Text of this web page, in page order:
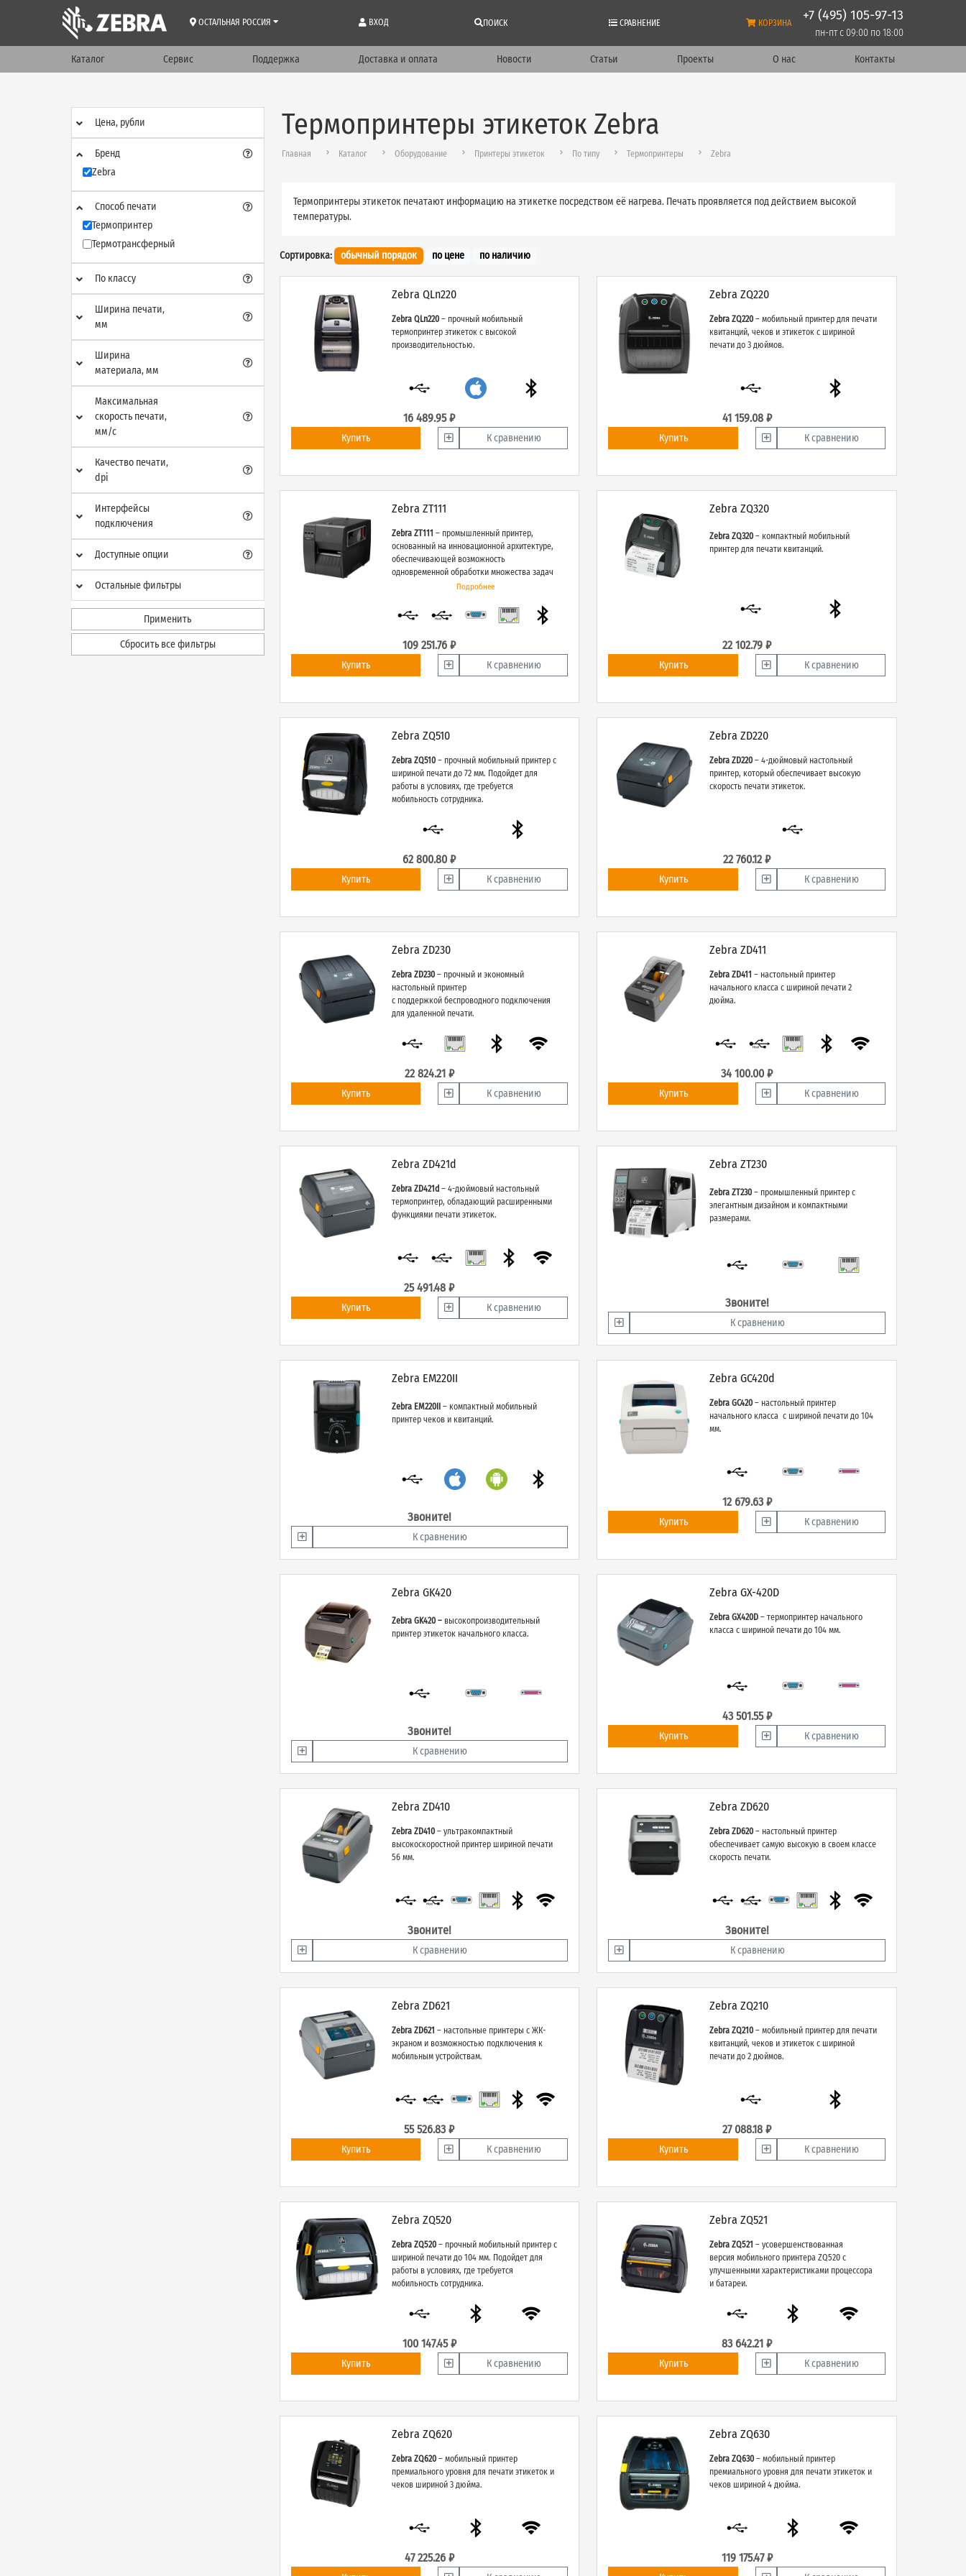
ОСТАЛЬНАЯ РОССИЯ ВХОД ПОИСК СРАВНЕНИЕ КОРЗИНА +7 (495) 105-97-13
пн-пт с 09:00 по 18:00
Каталог Сервис Поддержка Доставка и оплата Новости Статьи Проекты О нас Контакты
Цена, рубли
Бренд
Zebra
Способ печати
Термопринтер
Термотрансферный
По классу
Ширина печати,
мм
Ширина
материала, мм
Максимальная
скорость печати,
мм/с
Качество печати,
dpi
Интерфейсы
подключения
Доступные опции
Остальные фильтры
Применить
Сбросить все фильтры
Термопринтеры этикеток Zebra
Главная Каталог Оборудование Принтеры этикеток По типу Термопринтеры Zebra
Термопринтеры этикеток печатают информацию на этикетке посредством её нагрева. Печать проявляется под действием высокой
температуры.
Сортировка: обычный порядок по цене по наличию
Zebra QLn220
Zebra QLn220 – прочный мобильный
термопринтер этикеток с высокой
производительностью.
16 489.95 ₽
Купить К сравнению
Zebra ZQ220
Zebra ZQ220– мобильный принтер для печати
квитанций, чеков и этикеток с шириной
печати до 3 дюймов.
41 159.08 ₽
Купить К сравнению
Zebra ZT111
Zebra ZT111 – промышленный принтер,
основанный на инновационной архитектуре,
обеспечивающей возможность
одновременной обработки множества задач
и адаптации к будущим технологиям.
Подробнее
109 251.76 ₽
Купить К сравнению
Zebra ZQ320
Zebra ZQ320– компактный мобильный
принтер для печати квитанций.
22 102.79 ₽
Купить К сравнению
Zebra ZQ510
Zebra ZQ510 – прочный мобильный принтер с
шириной печати до 72 мм. Подойдет для
работы в условиях, где требуется
мобильность сотрудника.
62 800.80 ₽
Купить К сравнению
Zebra ZD220
Zebra ZD220– 4-дюймовый настольный
принтер, который обеспечивает высокую
скорость печати этикеток.
22 760.12 ₽
Купить К сравнению
Zebra ZD230
Zebra ZD230 – прочный и экономный
настольный принтер
c поддержкой беспроводного подключения
для удаленной печати.
22 824.21 ₽
Купить К сравнению
Zebra ZD411
Zebra ZD411 – настольный принтер
начального класса с шириной печати 2
дюйма.
34 100.00 ₽
Купить К сравнению
Zebra ZD421d
Zebra ZD421d – 4-дюймовый настольный
термопринтер, обладающий расширенными
функциями печати этикеток.
25 491.48 ₽
Купить К сравнению
Zebra ZT230
Zebra ZT230– промышленный принтер с
элегантным дизайном и компактными
размерами.
Звоните!
К сравнению
Zebra EM220II
Zebra EM220II – компактный мобильный
принтер чеков и квитанций.
Звоните!
К сравнению
Zebra GC420d
Zebra GC420– настольный принтер
начального класса с шириной печати до 104
мм.
12 679.63 ₽
Купить К сравнению
Zebra GK420
Zebra GK420 – высокопроизводительный
принтер этикеток начального класса.
Звоните!
К сравнению
Zebra GX-420D
Zebra GX420D – термопринтер начального
класса с шириной печати до 104 мм.
43 501.55 ₽
Купить К сравнению
Zebra ZD410
Zebra ZD410– ультракомпактный
высокоскоростной принтер шириной печати
56 мм.
Звоните!
К сравнению
Zebra ZD620
Zebra ZD620– настольный принтер
обеспечивает самую высокую в своем классе
скорость печати.
Звоните!
К сравнению
Zebra ZD621
Zebra ZD621 – настольные принтеры с ЖК-
экраном и возможностью подключения к
мобильным устройствам.
55 526.83 ₽
Купить К сравнению
Zebra ZQ210
Zebra ZQ210– мобильный принтер для печати
квитанций, чеков и этикеток с шириной
печати до 2 дюймов.
27 088.18 ₽
Купить К сравнению
Zebra ZQ520
Zebra ZQ520 – прочный мобильный принтер с
шириной печати до 104 мм. Подойдет для
работы в условиях, где требуется
мобильность сотрудника.
100 147.45 ₽
Купить К сравнению
Zebra ZQ521
Zebra ZQ521 – усовершенствованная
версия мобильного принтера ZQ520 с
улучшенными характеристиками процессора
и батареи.
83 642.21 ₽
Купить К сравнению
Zebra ZQ620
Zebra ZQ620 – мобильный принтер
премиального уровня для печати этикеток и
чеков шириной 3 дюйма.
47 225.26 ₽
Zebra ZQ630
Zebra ZQ630– мобильный принтер
премиального уровня для печати этикеток и
чеков шириной 4 дюйма.
119 175.47 ₽